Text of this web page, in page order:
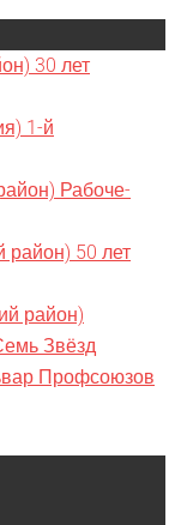
30 лет
1-й
Рабоче-
район) 50 лет
район)
Звёзд
Профсоюзов